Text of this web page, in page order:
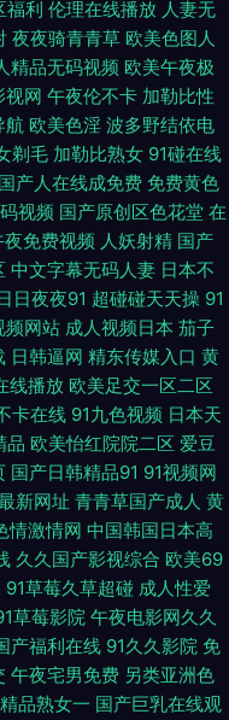
99热这里有9 超碰碰日日操
址 黄色链接在线看 狼友视频
区 中文字幕日韩电影 91精彩
自拍一区 国产嫩草影院久久
色色 日韩小视频 亚洲变态性
超碰在线69 国产福利大秀伪
区 青娱乐首页 婷婷性网 亚洲
草激情网 午夜老湿机福利 91
产欧美日韩日逼 久久超碰AV
口站 东方影库av日韩 九一亚
免费 www九九热 东京热成人
院 91精品丝袜久久 97熟女视
利 伦理在线播放 人妻无
夜夜骑青青草 欧美色图人
精品无码视频 欧美午夜极
视网 午夜伦不卡 加勒比性
航 欧美色淫 波多野结依电
剃毛 加勒比熟女 91碰在线
国产人在线成免费 免费黄色
视频 国产原创区色花堂 在
夜免费视频 人妖射精 国产
中文字幕无码人妻 日本不
日夜夜91 超碰碰天天操 91
频网站 成人视频日本 茄子
日韩逼网 精东传媒入口 黄
线播放 欧美足交一区二区
卡在线 91九色视频 日本天
品 欧美怡红院院二区 爱豆
国产日韩精品91 91视频网
新网址 青青草国产成人 黄
情激情网 中国韩国日本高
久久国产影视综合 欧美69
91草莓久草超碰 成人性爱
草莓影院 午夜电影网久久
产福利在线 91久久影院 免
午夜宅男免费 另类亚洲色
品熟女一 国产巨乳在线观